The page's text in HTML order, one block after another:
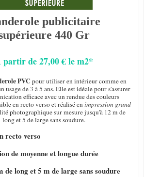
publicitaire
440 Gr
partir de 27,00 € le m2*
PVC pour utiliser en intérieur comme en
usage de 3 à 5 ans. Elle est idéale pour s'assurer
efficace avec un rendue des couleurs
en recto verso et réalisé enimpression grand
photographique sur mesure jusqu'à 12 m de
long et 5 de large sans soudure.
recto verso
de moyenne et longue durée
de long et 5 m de large sans soudure